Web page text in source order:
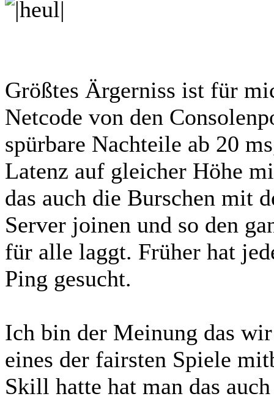
Größtes Ärgerniss ist für
Netcode von den
spürbare Nachteile ab 20
Latenz auf gleicher Höhe
das auch die Burschen mit
Server joinen und so den
für alle laggt. Früher hat
Ping gesucht.
Ich bin der Meinung das
eines der fairsten Spiele
Skill hatte hat man das